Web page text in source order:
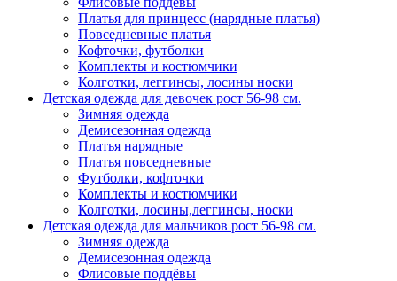
Платья для принцесс (нарядные платья)
Повседневные платья
Кофточки, футболки
Комплекты и костюмчики
Колготки, леггинсы, лосины носки
Детская одежда для девочек рост 56-98 см.
Зимняя одежда
Демисезонная одежда
Платья нарядные
Платья повседневные
Футболки, кофточки
Комплекты и костюмчики
Колготки, лосины,леггинсы, носки
Детская одежда для мальчиков рост 56-98 см.
Зимняя одежда
Демисезонная одежда
Флисовые поддёвы